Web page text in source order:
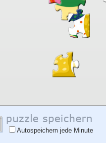
Autospeichern jede Minute